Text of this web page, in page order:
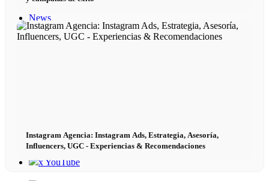
News
x YouTube
Instagram Agencia: Instagram Ads, Estrategia, Asesoría,
Influencers, UGC - Experiencias & Recomendaciones